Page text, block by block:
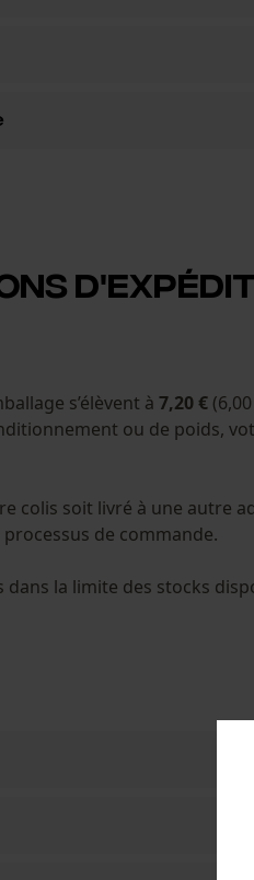
s’élèvent à 7,20 €
ou de poids,
colis soit livré à une autre
de commande.
dans la limite des stocks